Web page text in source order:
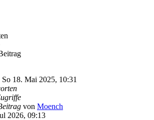
So 18. Mai 2025, 10:31
von Moench
2026, 09:13